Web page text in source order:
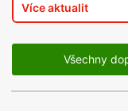
Více aktualit
Všechny